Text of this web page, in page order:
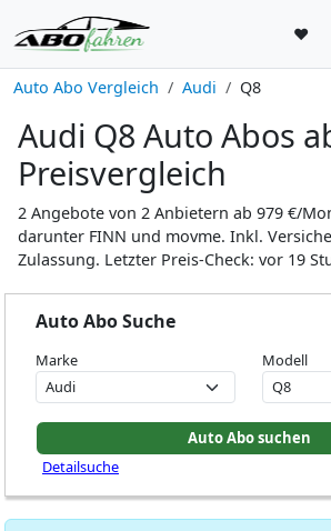
♥
Auto Abo Vergleich Audi Q8
Audi Q8 Auto Abos
Preisvergleich
2 Angebote von 2 Anbietern ab 979 €/
darunter FINN und movme. Inkl.
Zulassung. Letzter Preis-Check: vor 19
Auto Abo Suche
Marke Modell
Detailsuche